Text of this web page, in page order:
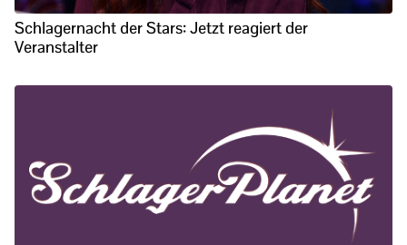
Schlagernacht der Stars: Jetzt reagiert der
Veranstalter